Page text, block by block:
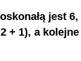
jest
+ 1), a